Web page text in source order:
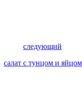
следующий
салат с тунцом и яйцом